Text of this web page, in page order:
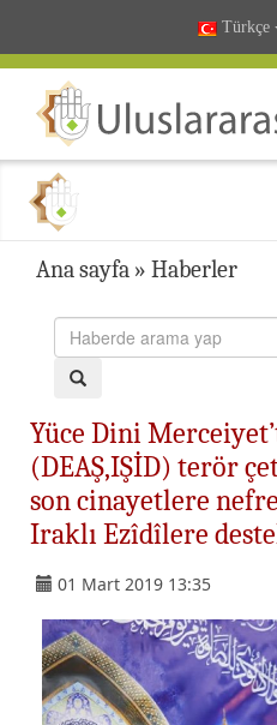
Türkçe
Ana sayfa » Haberler
Yüce Dini
(DEAŞ,IŞİD) terör
son cinayetlere
Iraklı Ezîdîlere
01 Mart 2019 13:35